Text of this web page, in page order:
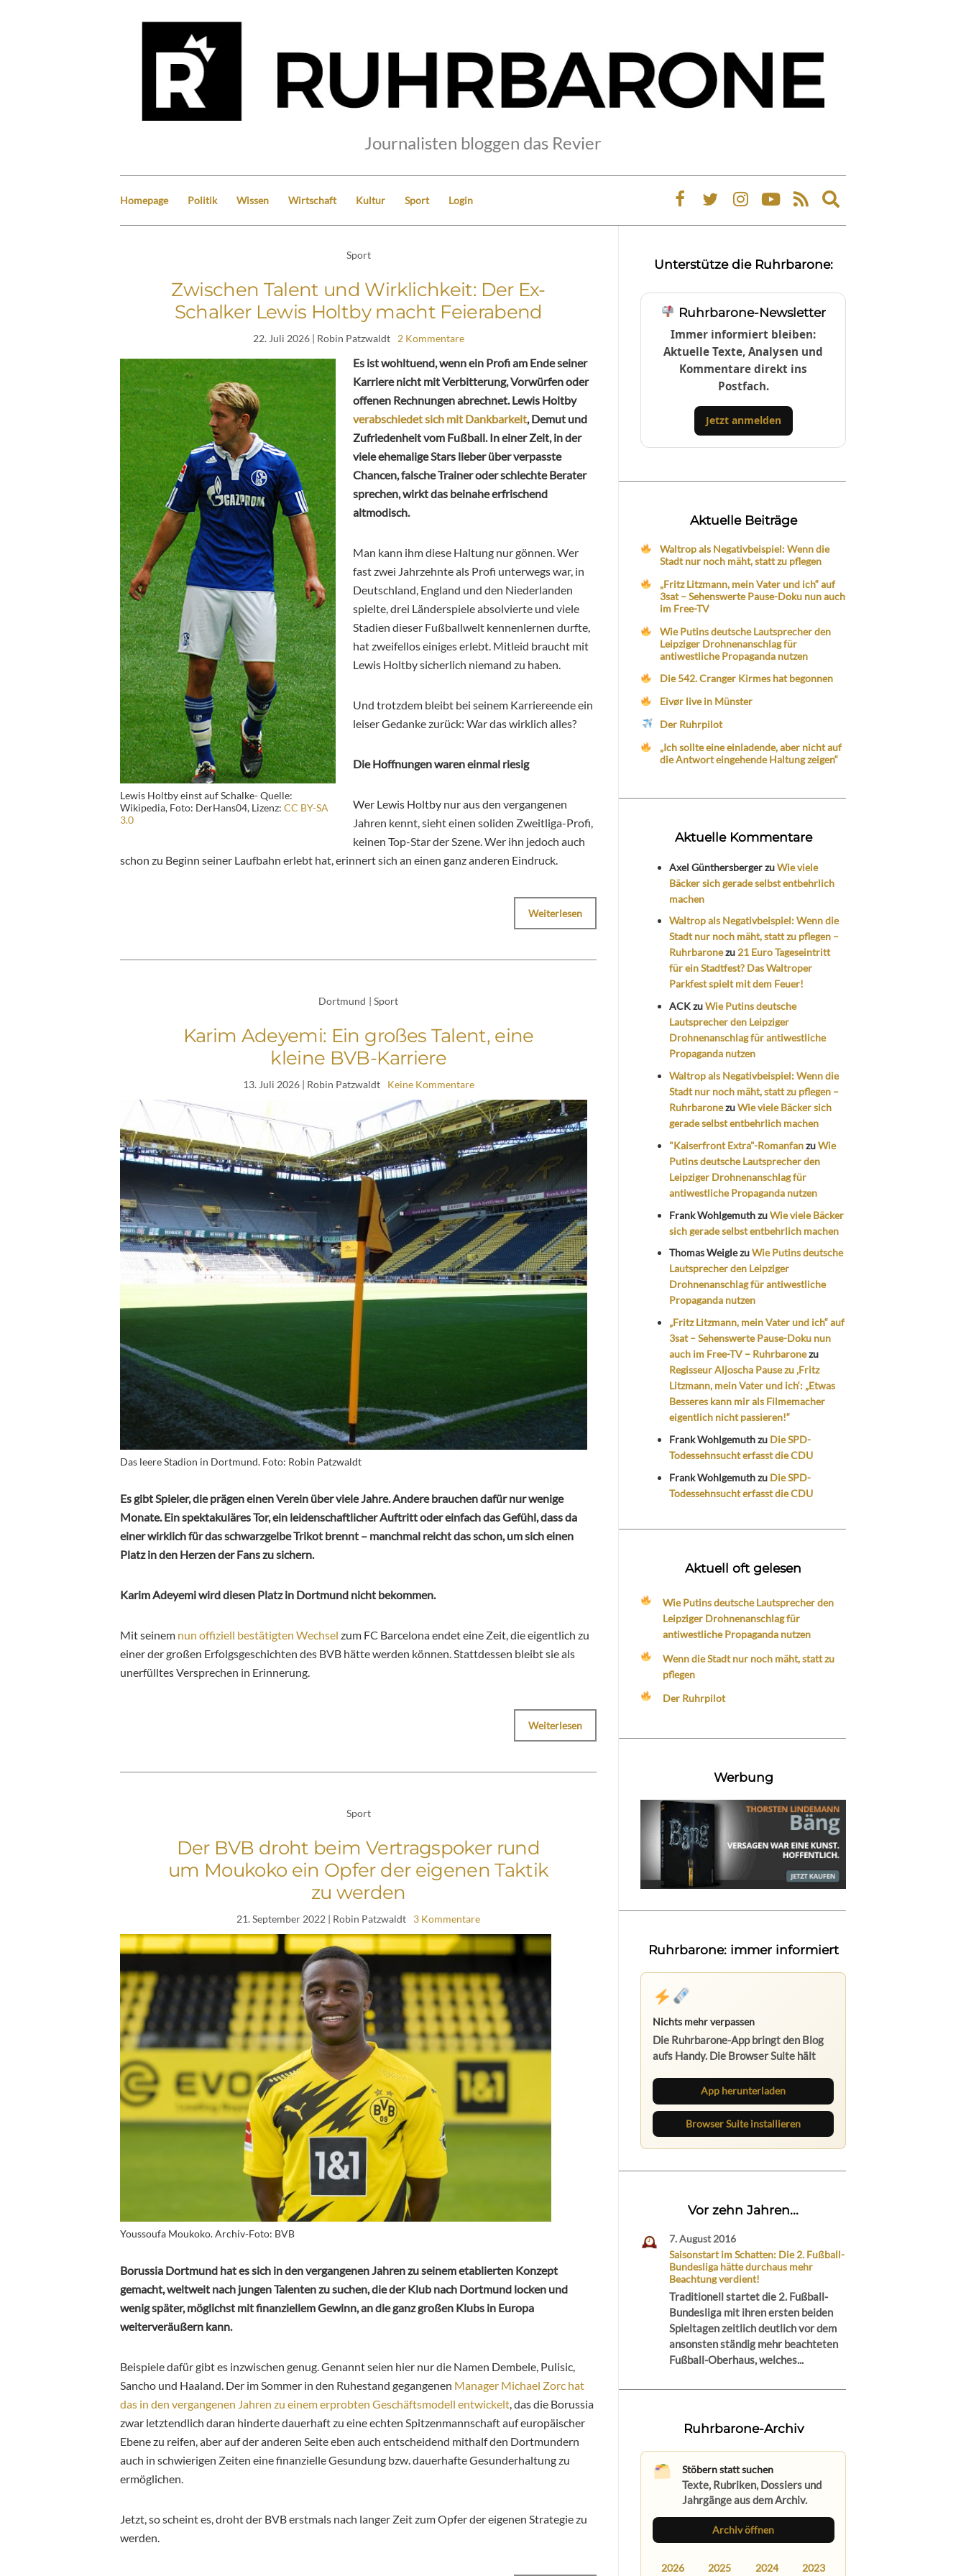
Journalisten bloggen das Revier
Homepage Politik Wissen Wirtschaft Kultur Sport Login
Expand
search
Sport
Zwischen Talent und Wirklichkeit: Der Ex-
Schalker Lewis Holtby macht Feierabend
22. Juli 2026| Robin Patzwaldt 2 Kommentare
Lewis Holtby einst auf Schalke- Quelle:
Wikipedia, Foto: DerHans04, Lizenz: CC BY-SA
3.0
Es ist wohltuend, wenn ein Profi am Ende seiner
Karriere nicht mit Verbitterung, Vorwürfen oder
offenen Rechnungen abrechnet. Lewis Holtby
verabschiedet sich mit Dankbarkeit, Demut und
Zufriedenheit vom Fußball. In einer Zeit, in der
viele ehemalige Stars lieber über verpasste
Chancen, falsche Trainer oder schlechte Berater
sprechen, wirkt das beinahe erfrischend
altmodisch.
Man kann ihm diese Haltung nur gönnen. Wer
fast zwei Jahrzehnte als Profi unterwegs war, in
Deutschland, England und den Niederlanden
spielte, drei Länderspiele absolvierte und viele
Stadien dieser Fußballwelt kennenlernen durfte,
hat zweifellos einiges erlebt. Mitleid braucht mit
Lewis Holtby sicherlich niemand zu haben.
Und trotzdem bleibt bei seinem Karriereende ein
leiser Gedanke zurück: War das wirklich alles?
Die Hoffnungen waren einmal riesig
Wer Lewis Holtby nur aus den vergangenen
Jahren kennt, sieht einen soliden Zweitliga-Profi,
keinen Top-Star der Szene. Wer ihn jedoch auch
schon zu Beginn seiner Laufbahn erlebt hat, erinnert sich an einen ganz anderen Eindruck.
Weiterlesen
Dortmund | Sport
Karim Adeyemi: Ein großes Talent, eine
kleine BVB-Karriere
13. Juli 2026| Robin Patzwaldt Keine Kommentare
Das leere Stadion in Dortmund. Foto: Robin Patzwaldt
Es gibt Spieler, die prägen einen Verein über viele Jahre. Andere brauchen dafür nur wenige
Monate. Ein spektakuläres Tor, ein leidenschaftlicher Auftritt oder einfach das Gefühl, dass da
einer wirklich für das schwarzgelbe Trikot brennt – manchmal reicht das schon, um sich einen
Platz in den Herzen der Fans zu sichern.
Karim Adeyemi wird diesen Platz in Dortmund nicht bekommen.
Mit seinem nun offiziell bestätigten Wechsel zum FC Barcelona endet eine Zeit, die eigentlich zu
einer der großen Erfolgsgeschichten des BVB hätte werden können. Stattdessen bleibt sie als
unerfülltes Versprechen in Erinnerung.
Weiterlesen
Sport
Der BVB droht beim Vertragspoker rund
um Moukoko ein Opfer der eigenen Taktik
zu werden
21. September 2022 | Robin Patzwaldt 3 Kommentare
Youssoufa Moukoko. Archiv-Foto: BVB
Borussia Dortmund hat es sich in den vergangenen Jahren zu seinem etablierten Konzept
gemacht, weltweit nach jungen Talenten zu suchen, die der Klub nach Dortmund locken und
wenig später, möglichst mit finanziellem Gewinn, an die ganz großen Klubs in Europa
weiterveräußern kann.
Beispiele dafür gibt es inzwischen genug. Genannt seien hier nur die Namen Dembele, Pulisic,
Sancho und Haaland. Der im Sommer in den Ruhestand gegangenen Manager Michael Zorc hat
das in den vergangenen Jahren zu einem erprobten Geschäftsmodell entwickelt, das die Borussia
zwar letztendlich daran hinderte dauerhaft zu eine echten Spitzenmannschaft auf europäischer
Ebene zu reifen, aber auf der anderen Seite eben auch entscheidend mithalf den Dortmundern
auch in schwierigen Zeiten eine finanzielle Gesundung bzw. dauerhafte Gesunderhaltung zu
ermöglichen.
Jetzt, so scheint es, droht der BVB erstmals nach langer Zeit zum Opfer der eigenen Strategie zu
werden.
Unterstütze die Ruhrbarone:
Ruhrbarone-Newsletter
Immer informiert bleiben:
Aktuelle Texte, Analysen und
Kommentare direkt ins
Postfach.
Jetzt anmelden
Aktuelle Beiträge
Waltrop als Negativbeispiel: Wenn die
Stadt nur noch mäht, statt zu pflegen
„Fritz Litzmann, mein Vater und ich“ auf
3sat – Sehenswerte Pause-Doku nun auch
im Free-TV
Wie Putins deutsche Lautsprecher den
Leipziger Drohnenanschlag für
antiwestliche Propaganda nutzen
Die 542. Cranger Kirmes hat begonnen
Eivør live in Münster
Der Ruhrpilot
„Ich sollte eine einladende, aber nicht auf
die Antwort eingehende Haltung zeigen“
Aktuelle Kommentare
Axel GünthersbergerzuWie viele
Bäcker sich gerade selbst entbehrlich
machen
Waltrop als Negativbeispiel: Wenn die
Stadt nur noch mäht, statt zu pflegen –
Ruhrbaronezu 21 Euro Tageseintritt
für ein Stadtfest? Das Waltroper
Parkfest spielt mit dem Feuer!
ACKzuWie Putins deutsche
Lautsprecher den Leipziger
Drohnenanschlag für antiwestliche
Propaganda nutzen
Waltrop als Negativbeispiel: Wenn die
Stadt nur noch mäht, statt zu pflegen –
RuhrbaronezuWie viele Bäcker sich
gerade selbst entbehrlich machen
"Kaiserfront Extra"-RomanfanzuWie
Putins deutsche Lautsprecher den
Leipziger Drohnenanschlag für
antiwestliche Propaganda nutzen
Frank WohlgemuthzuWie viele Bäcker
sich gerade selbst entbehrlich machen
Thomas WeiglezuWie Putins deutsche
Lautsprecher den Leipziger
Drohnenanschlag für antiwestliche
Propaganda nutzen
„Fritz Litzmann, mein Vater und ich“ auf
3sat – Sehenswerte Pause-Doku nun
auch im Free-TV – Ruhrbaronezu
Regisseur Aljoscha Pause zu ‚Fritz
Litzmann, mein Vater und ich‘: „Etwas
Besseres kann mir als Filmemacher
eigentlich nicht passieren!“
Frank Wohlgemuthzu Die SPD-
Todessehnsucht erfasst die CDU
Frank Wohlgemuthzu Die SPD-
Todessehnsucht erfasst die CDU
Aktuell oft gelesen
Wie Putins deutsche Lautsprecher den
Leipziger Drohnenanschlag für
antiwestliche Propaganda nutzen
Wenn die Stadt nur noch mäht, statt zu
pflegen
Der Ruhrpilot
Werbung
Ruhrbarone: immer informiert
Nichts mehr verpassen
Die Ruhrbarone-App bringt den Blog
aufs Handy. Die Browser Suite hält
App herunterladen
Browser Suite installieren
Vor zehn Jahren...
7. August 2016
Saisonstart im Schatten: Die 2. Fußball-
Bundesliga hätte durchaus mehr
Beachtung verdient!
Traditionell startet die 2. Fußball-
Bundesliga mit ihren ersten beiden
Spieltagen zeitlich deutlich vor dem
ansonsten ständig mehr beachteten
Fußball-Oberhaus, welches...
Ruhrbarone-Archiv
Stöbern statt suchen
Texte, Rubriken, Dossiers und
Jahrgänge aus dem Archiv.
Archiv öffnen
2026 2025 2024 2023